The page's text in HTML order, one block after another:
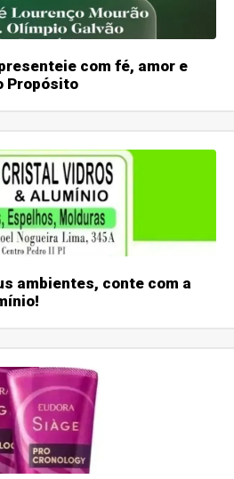
com fé, amor e
Propósito
ambientes, conte com a